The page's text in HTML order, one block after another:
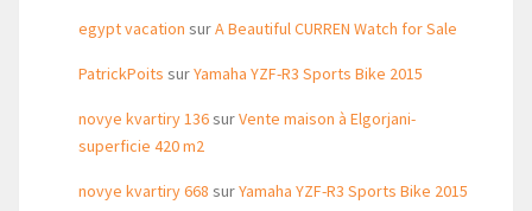
egypt vacation surA Beautiful CURREN Watch for Sale
PatrickPoits surYamaha YZF-R3 Sports Bike 2015
novye kvartiry 136surVente maison à Elgorjani-
superficie 420 m2
novye kvartiry 668 surYamaha YZF-R3 Sports Bike 2015